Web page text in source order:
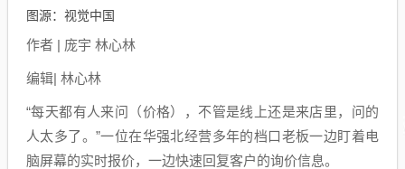
图源：视觉中国
作者 | 庞宇 林心林
编辑| 林心林
“每天都有人来问（价格），不管是线上还是来店里，问的
人太多了。”一位在华强北经营多年的档口老板一边盯着电
脑屏幕的实时报价，一边快速回复客户的询价信息。